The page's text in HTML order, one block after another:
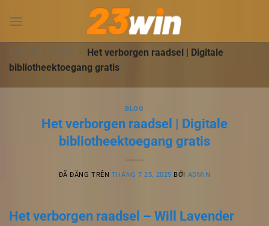
đến
dung23WIN - BLOG - Het verborgen raadsel | Digitale
bibliotheektoegang gratis
BLOG
Het verborgen raadsel | Digitale
bibliotheektoegang gratis
ĐÃ ĐĂNG TRÊN THÁNG 7 25, 2025 BỞI ADMIN
Het verborgen raadsel – Will Lavender